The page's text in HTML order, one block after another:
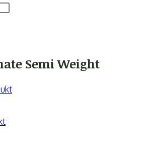
Semi Weight